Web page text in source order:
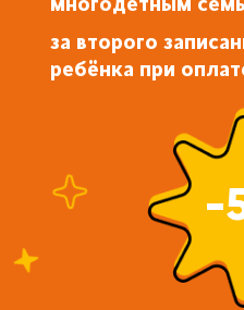
за второго
ребёнка при
-